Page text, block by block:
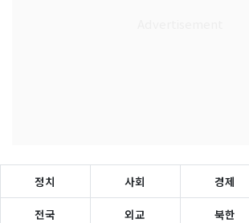
정치 사회 경제
전국 외교 북한